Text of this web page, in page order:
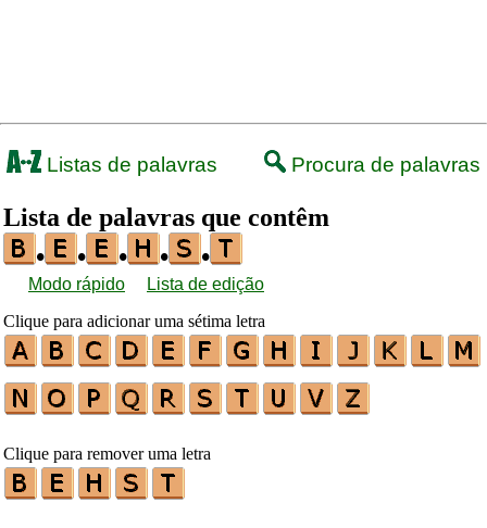
Listas de palavras Procura de palavras
Lista de palavras que contêm
•
• • • •
Modo rápido
Lista de edição
Clique para adicionar uma sétima letra
Clique para remover uma letra